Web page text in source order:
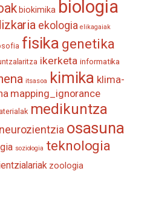
biokimika biologia
ekologia elikagaiak
fisika genetika
ikerketa informatika
itsasoa kimika klima-
mapping_ignorance
medikuntza
neurozientzia osasuna
soziologia teknologia
zoologia